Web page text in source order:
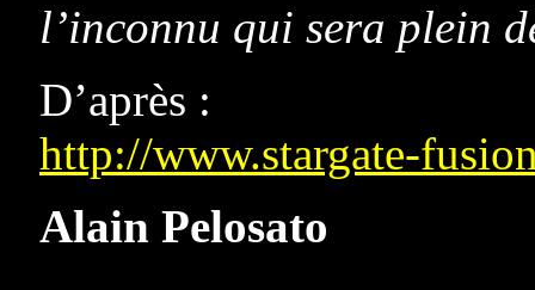
l’inconnu qui sera plein
D’après :
http://www.stargate-
Alain Pelosato